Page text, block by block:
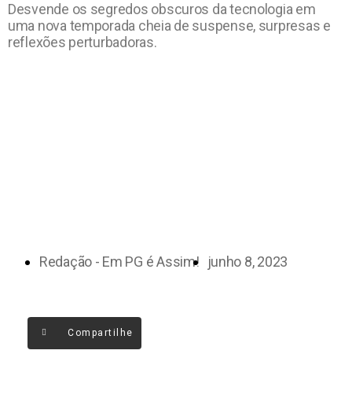
Desvende os segredos obscuros da tecnologia em
uma nova temporada cheia de suspense, surpresas e
reflexões perturbadoras.
Redação - Em PG é Assim! junho 8, 2023
Compartilhe